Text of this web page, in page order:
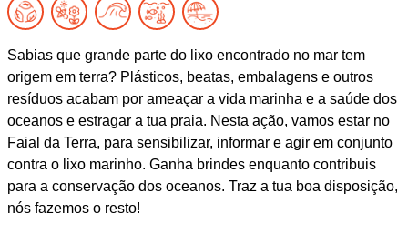
Sabias que grande parte do lixo encontrado no mar tem
origem em terra? Plásticos, beatas, embalagens e outros
resíduos acabam por ameaçar a vida marinha e a saúde dos
oceanos e estragar a tua praia. Nesta ação, vamos estar no
Faial da Terra, para sensibilizar, informar e agir em conjunto
contra o lixo marinho. Ganha brindes enquanto contribuis
para a conservação dos oceanos. Traz a tua boa disposição,
nós fazemos o resto!